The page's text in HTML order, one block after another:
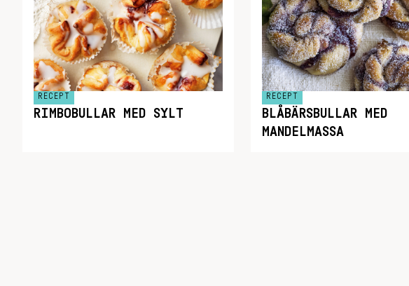
RECEPT
RIMBOBULLAR MED SYLT
RECEPT
BLÅBÄRSBULLAR MED
MANDELMASSA